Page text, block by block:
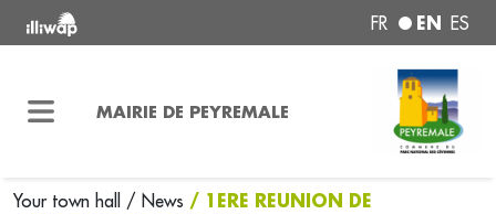
FR EN ES
MAIRIE DE PEYREMALE
Your town hall / News / 1ERE REUNION DE